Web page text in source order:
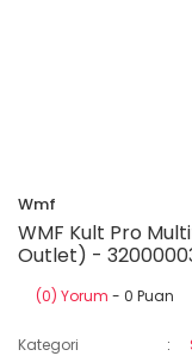
Wmf
WMF Kult Pro
Outlet) -
(0) Yorum - 0 Puan
Kategori